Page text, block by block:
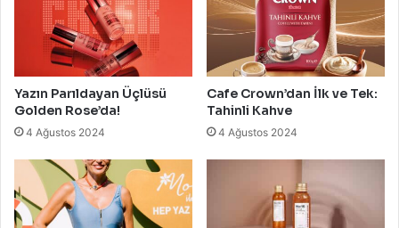
Yazın Parıldayan Üçlüsü
Golden Rose’da!
4 Ağustos 2024
Cafe Crown’dan İlk ve Tek:
Tahinli Kahve
4 Ağustos 2024